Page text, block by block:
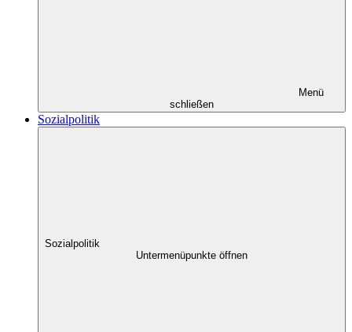
Menü
schließen
Sozialpolitik
Sozialpolitik
Untermenüpunkte öffnen